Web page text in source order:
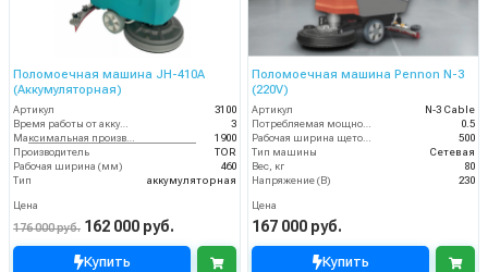
Поломоечная машина JH-410A
(Аккумуляторная)
Артикул
3100
Время работы от аккумуляторов (ч)
3
Максимальная производительность (кв.м/час)
1900
Производитель
TOR
Рабочая ширина (мм)
460
Тип
аккумуляторная
Цена
176 000 руб. 162 000 руб.
Купить
Поломоечная машина Pennon N-3
(220V)
Артикул
N-3 Cable
Потребляемая мощность (кВт)
0.5
Рабочая ширина щеток (мм)
500
Тип машины
Сетевая
Вес, кг
80
Напряжение (В)
230
Цена
167 000 руб.
Купить